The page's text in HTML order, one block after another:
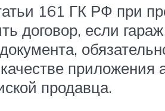
161 ГК РФ при
договор, если
приложения
продавца.